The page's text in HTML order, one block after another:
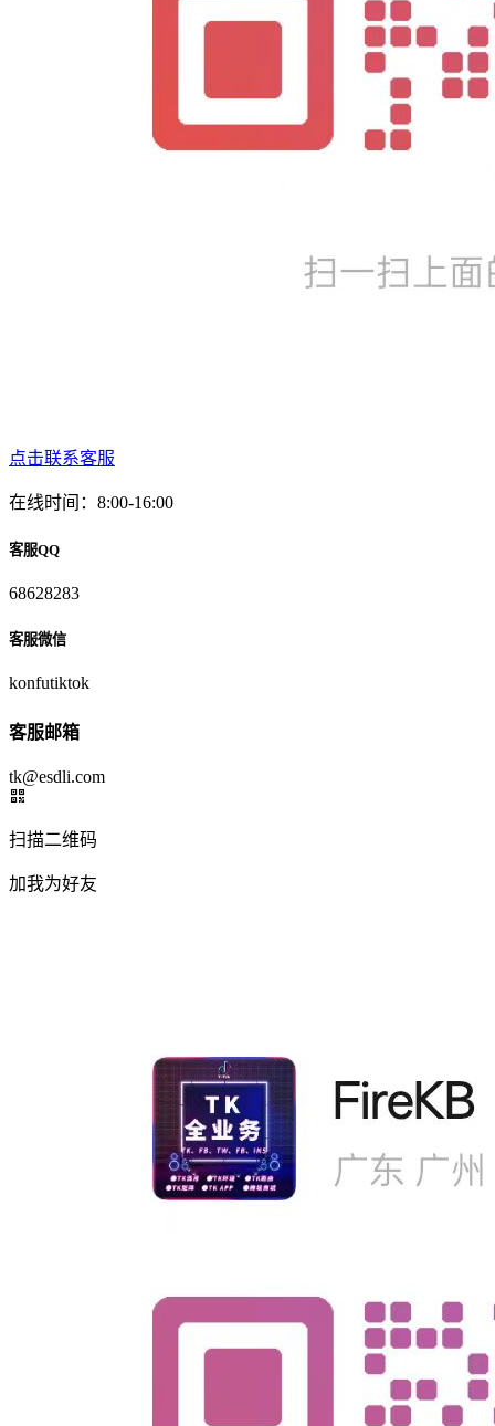
点击联系客服
在线时间：8:00-16:00
客服QQ
68628283
客服微信
konfutiktok
客服邮箱
tk@esdli.com
扫描二维码
加我为好友